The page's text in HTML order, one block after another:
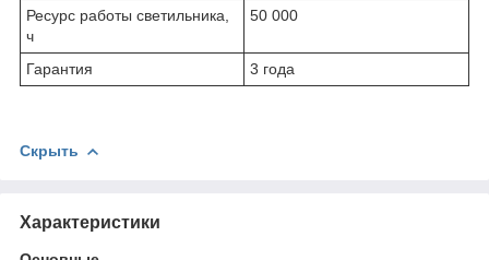
Ресурс работы светильника,
ч
50 000
Гарантия 3 года
Скрыть
Характеристики